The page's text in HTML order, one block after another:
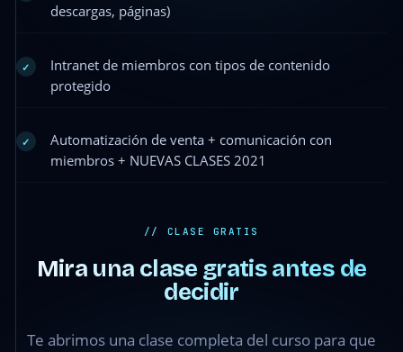
descargas, páginas)
✓
Intranet de miembros con tipos de contenido
protegido
✓
Automatización de venta + comunicación con
miembros + NUEVAS CLASES 2021
// CLASE GRATIS
Mira una clase gratis antes de
decidir
Te abrimos una clase completa del curso para que
Lección 1 ·
revisión de